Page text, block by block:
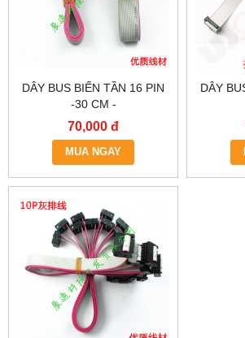
DÂY BUS BIẾN TẦN 16 PIN
-30 CM -
70,000 đ
MUA NGAY
DÂY